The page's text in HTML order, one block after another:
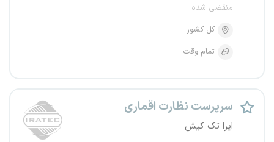
منقضی شده
کل کشور
تمام وقت
سرپرست نظارت اقماری
ایرا تک کیش